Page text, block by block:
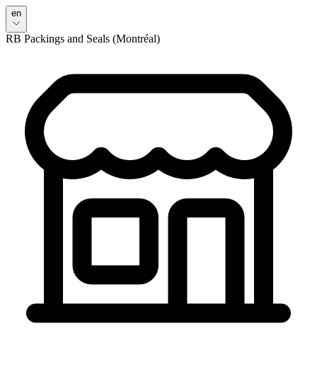
en
RB Packings and Seals (Montréal)